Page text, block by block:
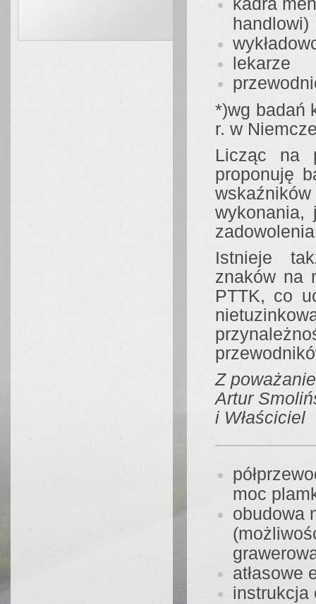
kadra
handlowi)
lekarze
*)wg badań
r. w
Licząc na
proponuję
wykonania,
Istnieje
znaków na
PTTK, co
Z
Artur
i Właściciel
moc
obudowa
atłasowe
instrukcja